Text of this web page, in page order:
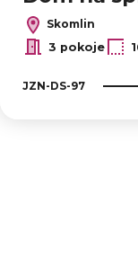
Skomlin
3 pokoje
JZN-DS-97